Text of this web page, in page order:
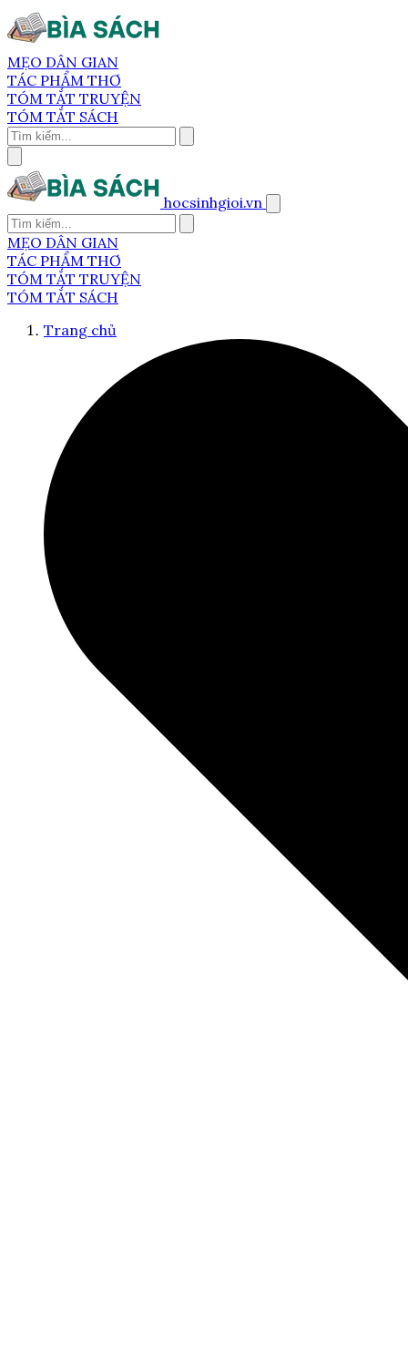
MẸO DÂN GIAN
TÁC PHẨM THƠ
TÓM TẮT TRUYỆN
TÓM TẮT SÁCH
hocsinhgioi.vn
MẸO DÂN GIAN
TÁC PHẨM THƠ
TÓM TẮT TRUYỆN
TÓM TẮT SÁCH
Trang chủ